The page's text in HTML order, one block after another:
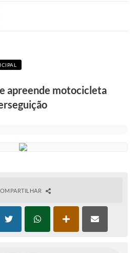
apreende motocicleta